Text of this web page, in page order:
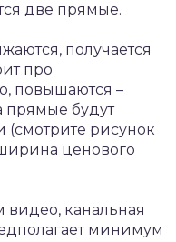
две прямые.
получается
про
повышаются –
прямые будут
(смотрите рисунок
ценового
канальная
минимум